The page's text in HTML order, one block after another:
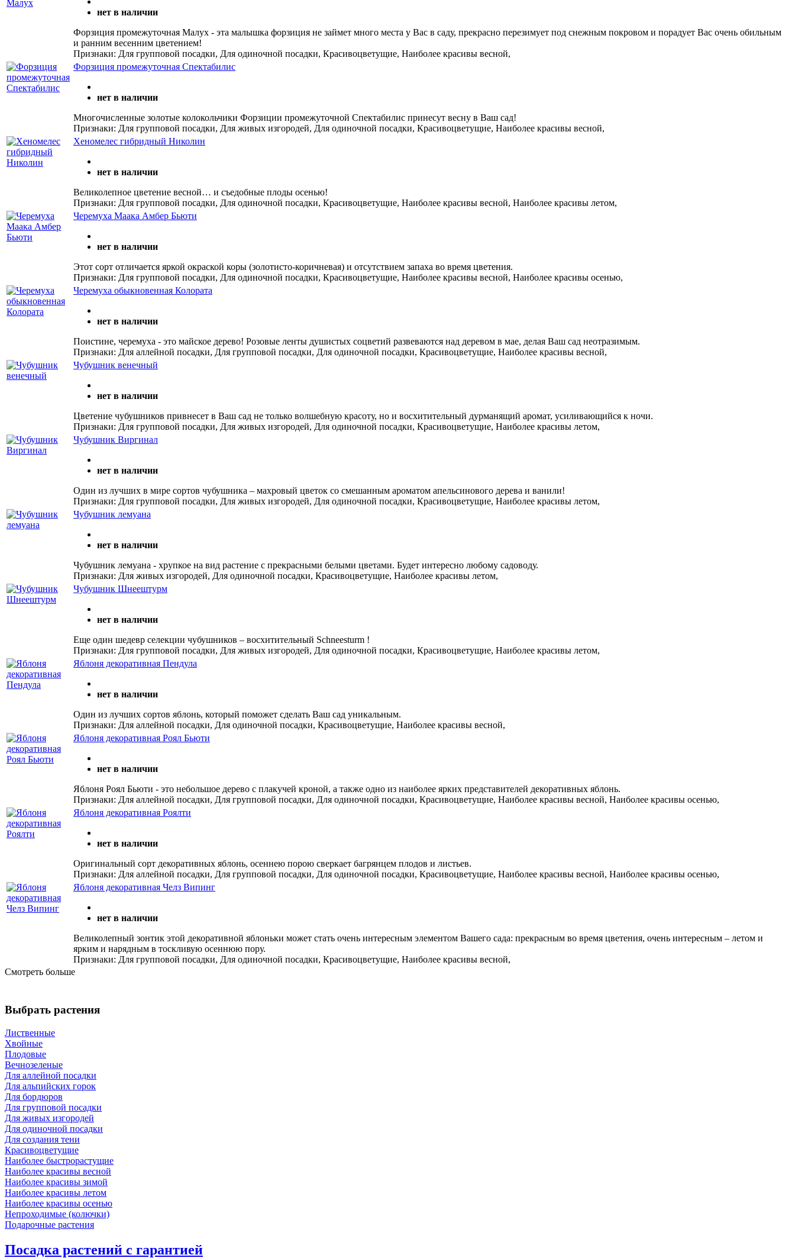
нет в наличии
Форзиция промежуточная Малух - эта малышка форзиция не займет много места у Вас в саду, прекрасно перезимует под снежным покровом и порадует Вас очень обильным
и ранним весенним цветением!
Признаки: Для групповой посадки, Для одиночной посадки, Красивоцветущие, Наиболее красивы весной,
Форзиция промежуточная Спектабилис
нет в наличии
Многочисленные золотые колокольчики Форзиции промежуточной Спектабилис принесут весну в Ваш сад!
Признаки: Для групповой посадки, Для живых изгородей, Для одиночной посадки, Красивоцветущие, Наиболее красивы весной,
Хеномелес гибридный Николин
нет в наличии
Великолепное цветение весной… и съедобные плоды осенью!
Признаки: Для групповой посадки, Для одиночной посадки, Красивоцветущие, Наиболее красивы весной, Наиболее красивы летом,
Черемуха Маака Амбер Бьюти
нет в наличии
Этот сорт отличается яркой окраской коры (золотисто-коричневая) и отсутствием запаха во время цветения.
Признаки: Для групповой посадки, Для одиночной посадки, Красивоцветущие, Наиболее красивы весной, Наиболее красивы осенью,
Черемуха обыкновенная Колората
нет в наличии
Поистине, черемуха - это майское дерево! Розовые ленты душистых соцветий развеваются над деревом в мае, делая Ваш сад неотразимым.
Признаки: Для аллейной посадки, Для групповой посадки, Для одиночной посадки, Красивоцветущие, Наиболее красивы весной,
Чубушник венечный
нет в наличии
Цветение чубушников привнесет в Ваш сад не только волшебную красоту, но и восхитительный дурманящий аромат, усиливающийся к ночи.
Признаки: Для групповой посадки, Для живых изгородей, Для одиночной посадки, Красивоцветущие, Наиболее красивы летом,
Чубушник Виргинал
нет в наличии
Один из лучших в мире сортов чубушника – махровый цветок со смешанным ароматом апельсинового дерева и ванили!
Признаки: Для групповой посадки, Для живых изгородей, Для одиночной посадки, Красивоцветущие, Наиболее красивы летом,
Чубушник лемуана
нет в наличии
Чубушник лемуана - хрупкое на вид растение с прекрасными белыми цветами. Будет интересно любому садоводу.
Признаки: Для живых изгородей, Для одиночной посадки, Красивоцветущие, Наиболее красивы летом,
Чубушник Шнеештурм
нет в наличии
Еще один шедевр селекции чубушников – восхитительный Schneesturm !
Признаки: Для групповой посадки, Для живых изгородей, Для одиночной посадки, Красивоцветущие, Наиболее красивы летом,
Яблоня декоративная Пендула
нет в наличии
Один из лучших сортов яблонь, который поможет сделать Ваш сад уникальным.
Признаки: Для аллейной посадки, Для одиночной посадки, Красивоцветущие, Наиболее красивы весной,
Яблоня декоративная Роял Бьюти
нет в наличии
Яблоня Роял Бьюти - это небольшое дерево с плакучей кроной, а также одно из наиболее ярких представителей декоративных яблонь.
Признаки: Для аллейной посадки, Для групповой посадки, Для одиночной посадки, Красивоцветущие, Наиболее красивы весной, Наиболее красивы осенью,
Яблоня декоративная Роялти
нет в наличии
Оригинальный сорт декоративных яблонь, осеннею порою сверкает багрянцем плодов и листьев.
Признаки: Для аллейной посадки, Для групповой посадки, Для одиночной посадки, Красивоцветущие, Наиболее красивы весной, Наиболее красивы осенью,
Яблоня декоративная Челз Випинг
нет в наличии
Великолепный зонтик этой декоративной яблоньки может стать очень интересным элементом Вашего сада: прекрасным во время цветения, очень интересным – летом и
ярким и нарядным в тоскливую осеннюю пору.
Признаки: Для групповой посадки, Для одиночной посадки, Красивоцветущие, Наиболее красивы весной,
Смотреть больше
Выбрать растения
Лиственные
Хвойные
Плодовые
Вечнозеленые
Для аллейной посадки
Для альпийских горок
Для бордюров
Для групповой посадки
Для живых изгородей
Для одиночной посадки
Для создания тени
Красивоцветущие
Наиболее быстрорастущие
Наиболее красивы весной
Наиболее красивы зимой
Наиболее красивы летом
Наиболее красивы осенью
Непроходимые (колючки)
Подарочные растения
Посадка растений с гарантией